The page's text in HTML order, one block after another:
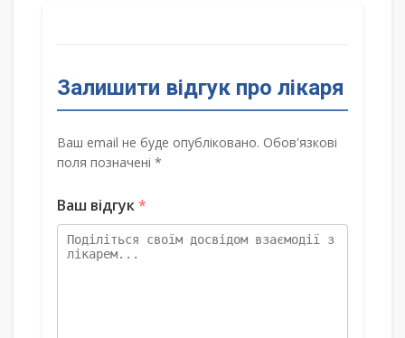
Залишити відгук про лікаря
Ваш email не буде опубліковано. Обов'язкові
поля позначені *
Ваш відгук*